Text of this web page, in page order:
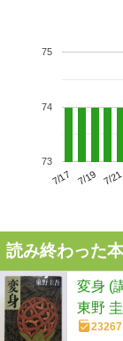
7/17 7/19 7/21
73
74
75
読み終わった
変身 (
東野
23267